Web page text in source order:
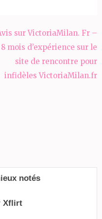
sur VictoriaMilan. Fr –
8 mois d’expérience sur le
site de rencontre pour
infidèles VictoriaMilan.fr
notés
Xflirt